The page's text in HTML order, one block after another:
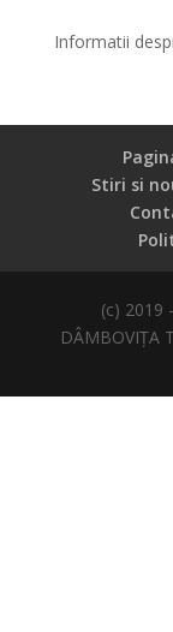
Informatii
Stiri si
(c) 2019
DÂMBOVIȚA